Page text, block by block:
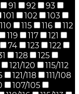
91 92
93
101 102
103
110 115 116
112
119 117
121
74 123
122
128
125
121/120
115/112
121/118
111/108
107/105